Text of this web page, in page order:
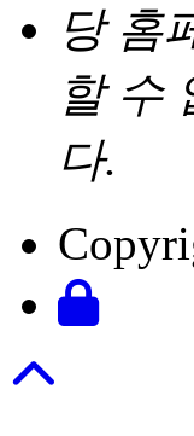
당 홈
할 수
다.